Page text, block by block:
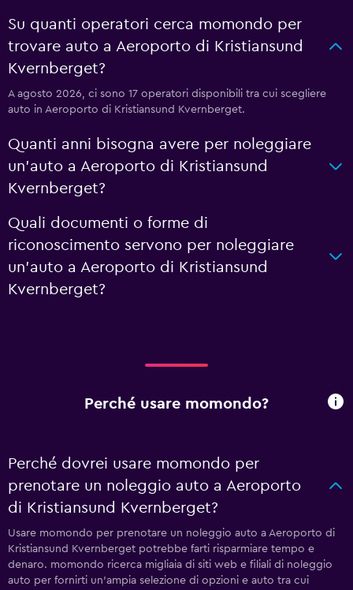
Su quanti operatori cerca momondo per
trovare auto a Aeroporto di Kristiansund
Kvernberget?
A agosto 2026, ci sono 17 operatori disponibili tra cui scegliere
auto in Aeroporto di Kristiansund Kvernberget.
Quanti anni bisogna avere per noleggiare
un'auto a Aeroporto di Kristiansund
Kvernberget?
Quali documenti o forme di
riconoscimento servono per noleggiare
un'auto a Aeroporto di Kristiansund
Kvernberget?
Perché usare momondo?
Perché dovrei usare momondo per
prenotare un noleggio auto a Aeroporto
di Kristiansund Kvernberget?
Usare momondo per prenotare un noleggio auto a Aeroporto di
Kristiansund Kvernberget potrebbe farti risparmiare tempo e
denaro. momondo ricerca migliaia di siti web e filiali di noleggio
auto per fornirti un'ampia selezione di opzioni e auto tra cui